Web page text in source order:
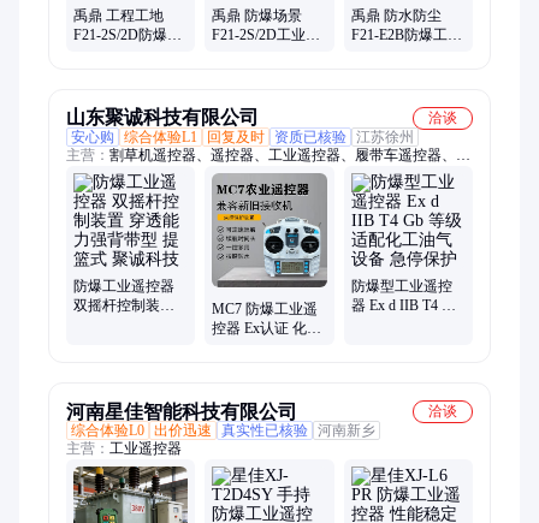
禹鼎 工程工地
F21-2S/2D防爆工
禹鼎 防爆场景
F21-2S/2D工业遥
禹鼎 防水防尘
F21-E2B防爆工业
山东聚诚科技有限公司
洽谈
安心购
综合体验L1 回复及时 资质已核验 江苏徐州
主营： 割草机遥控器、遥控器、工业遥控器、履带车遥控器、控
制器、无线工业控制器
防爆工业遥控器
双摇杆控制装置
MC7 防爆工业遥
控器 Ex认证 化工/
防爆型工业遥控
器 Ex d IIB T4 Gb
河南星佳智能科技有限公司
洽谈
综合体验L0 出价迅速 真实性已核验 河南新乡
主营： 工业遥控器